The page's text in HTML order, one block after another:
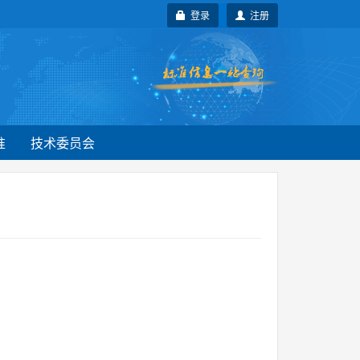
注册
登录
技术委员会